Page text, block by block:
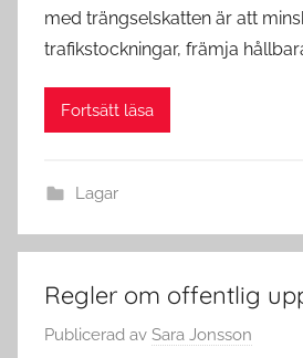
med trängselskatten är att
trafikstockningar, främja
Fortsätt läsa
Lagar
Regler om offentlig
Publicerad av Sara Jonsson